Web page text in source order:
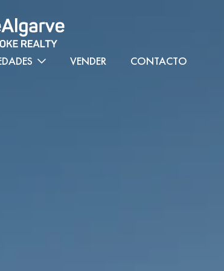
VENDER CONTACTO